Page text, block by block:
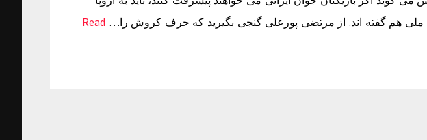
تیم ملی هم گفته اند. از مرتضی پورعلی گنجی بگیرید که حرف کروش را… Read